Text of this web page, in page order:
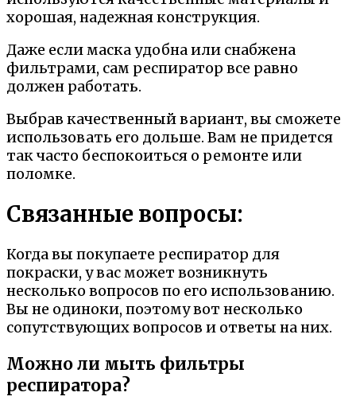
хорошая, надежная конструкция.
Даже если маска удобна или снабжена
фильтрами, сам респиратор все равно
должен работать.
Выбрав качественный вариант, вы сможете
использовать его дольше. Вам не придется
так часто беспокоиться о ремонте или
поломке.
Связанные вопросы:
Когда вы покупаете респиратор для
покраски, у вас может возникнуть
несколько вопросов по его использованию.
Вы не одиноки, поэтому вот несколько
сопутствующих вопросов и ответы на них.
Можно ли мыть фильтры
респиратора?